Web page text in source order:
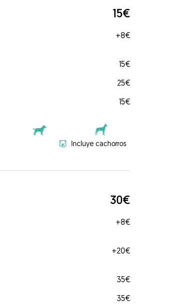
15€
+8€
15€
25€
15€
Incluye cachorros
30€
+8€
+20€
35€
35€